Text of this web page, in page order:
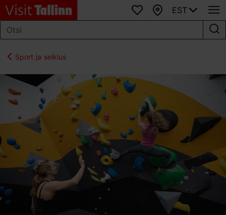
Lemmikud
Kaart
EST
Sport ja seiklus